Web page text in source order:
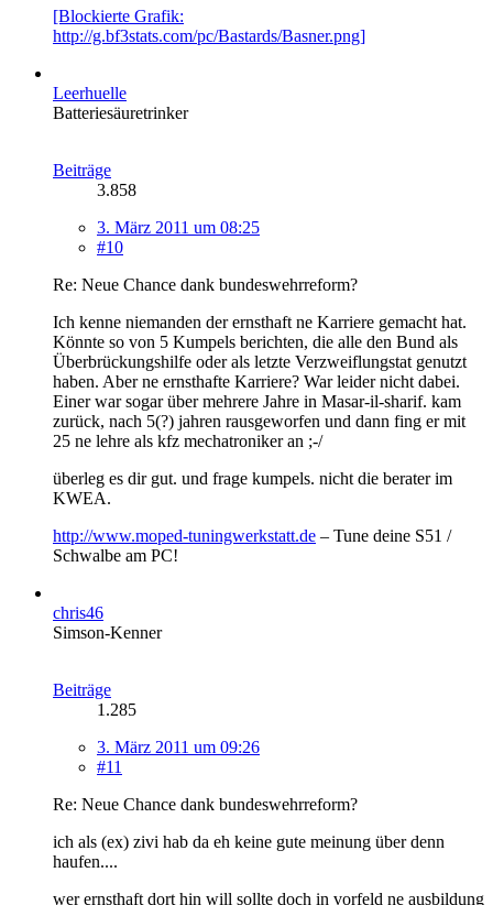
[Blockierte Grafik:
http://g.bf3stats.com/pc/Bastards/Basner.png]
Leerhuelle
Batteriesäuretrinker
Beiträge
3.858
3. März 2011 um 08:25
#10
Re: Neue Chance dank bundeswehrreform?
Ich kenne niemanden der ernsthaft ne Karriere gemacht hat.
Könnte so von 5 Kumpels berichten, die alle den Bund als
Überbrückungshilfe oder als letzte Verzweiflungstat genutzt
haben. Aber ne ernsthafte Karriere? War leider nicht dabei.
Einer war sogar über mehrere Jahre in Masar-il-sharif. kam
zurück, nach 5(?) jahren rausgeworfen und dann fing er mit
25 ne lehre als kfz mechatroniker an ;-/
überleg es dir gut. und frage kumpels. nicht die berater im
KWEA.
http://www.moped-tuningwerkstatt.de – Tune deine S51 /
Schwalbe am PC!
chris46
Simson-Kenner
Beiträge
1.285
3. März 2011 um 09:26
#11
Re: Neue Chance dank bundeswehrreform?
ich als (ex) zivi hab da eh keine gute meinung über denn
haufen....
wer ernsthaft dort hin will sollte doch in vorfeld ne ausbildung